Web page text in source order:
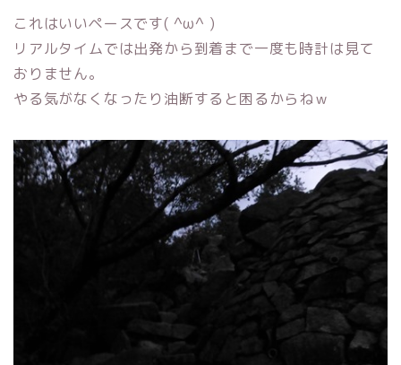
これはいいペースです( ^ω^ )
リアルタイムでは出発から到着まで一度も時計は見て
おりません。
やる気がなくなったり油断すると困るからねｗ